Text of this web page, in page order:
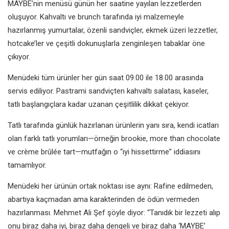
MAYBE’nin menüsü günün her saatine yayılan lezzetlerden
oluşuyor. Kahvaltı ve brunch tarafında iyi malzemeyle
hazırlanmış yumurtalar, özenli sandviçler, ekmek üzeri lezzetler,
hotcake’ler ve çeşitli dokunuşlarla zenginleşen tabaklar öne
çıkıyor.
Menüdeki tüm ürünler her gün saat 09.00 ile 18.00 arasında
servis ediliyor. Pastrami sandviçten kahvaltı salatası, kaseler,
tatlı başlangıçlara kadar uzanan çeşitlilik dikkat çekiyor.
Tatlı tarafında günlük hazırlanan ürünlerin yanı sıra, kendi icatları
olan farklı tatlı yorumları—örneğin brookie, more than chocolate
ve crème brûlée tart—mutfağın o “iyi hissettirme” iddiasını
tamamlıyor.
Menüdeki her ürünün ortak noktası ise aynı: Rafine edilmeden,
abartıya kaçmadan ama karakterinden de ödün vermeden
hazırlanması. Mehmet Ali Şef şöyle diyor: “Tanıdık bir lezzeti alıp
onu biraz daha iyi, biraz daha dengeli ve biraz daha ‘MAYBE’